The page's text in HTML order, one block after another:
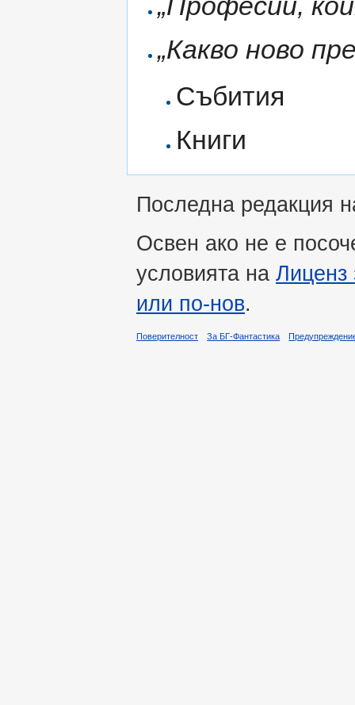
„Какво ново
Събития
Книги
Последна редакция
Освен ако не е
условията на Лиценз
или по-нов.
Поверителност За БГ-Фантастика